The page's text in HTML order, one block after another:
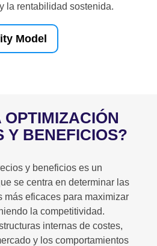
la rentabilidad sostenida.
Model
Y BENEFICIOS?
y beneficios es un
se centra en determinar las
más eficaces para maximizar
la competitividad.
internas de costes,
y los comportamientos